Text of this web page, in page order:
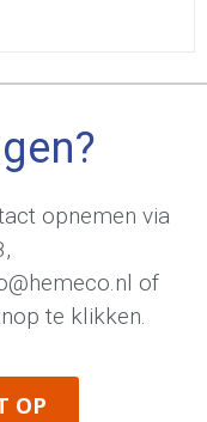
opnemen via
,
of
te klikken.
OP